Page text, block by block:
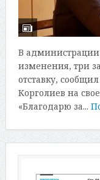
В
изменения, три
отставку,
Корголиев на
«Благодарю за...